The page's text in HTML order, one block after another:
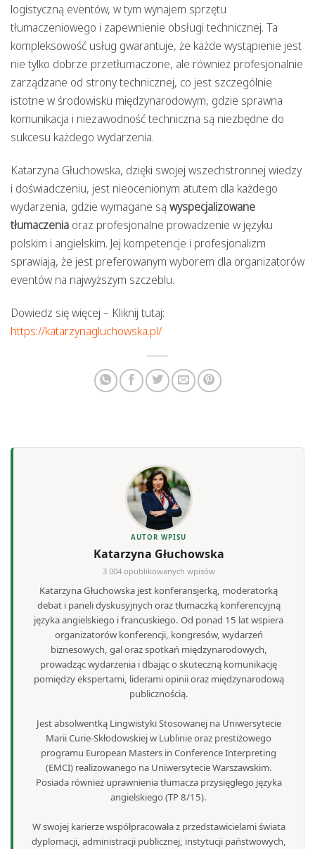
logistyczną eventów, w tym wynajem sprzętu
tłumaczeniowego i zapewnienie obsługi technicznej. Ta
kompleksowość usług gwarantuje, że każde wystąpienie jest
nie tylko dobrze przetłumaczone, ale również profesjonalnie
zarządzane od strony technicznej, co jest szczególnie
istotne w środowisku międzynarodowym, gdzie sprawna
komunikacja i niezawodność techniczna są niezbędne do
sukcesu każdego wydarzenia.
Katarzyna Głuchowska, dzięki swojej wszechstronnej wiedzy
i doświadczeniu, jest nieocenionym atutem dla każdego
wydarzenia, gdzie wymagane są wyspecjalizowane
tłumaczenia oraz profesjonalne prowadzenie w języku
polskim i angielskim. Jej kompetencje i profesjonalizm
sprawiają, że jest preferowanym wyborem dla organizatorów
eventów na najwyższym szczeblu.
Dowiedz się więcej – Kliknij tutaj:
https://katarzynagluchowska.pl/
AUTOR WPISU
Katarzyna Głuchowska
3 004 opublikowanych wpisów
Katarzyna Głuchowska jest konferansjerką, moderatorką
debat i paneli dyskusyjnych oraz tłumaczką konferencyjną
języka angielskiego i francuskiego. Od ponad 15 lat wspiera
organizatorów konferencji, kongresów, wydarzeń
biznesowych, gal oraz spotkań międzynarodowych,
prowadząc wydarzenia i dbając o skuteczną komunikację
pomiędzy ekspertami, liderami opinii oraz międzynarodową
publicznością.
Jest absolwentką Lingwistyki Stosowanej na Uniwersytecie
Marii Curie-Skłodowskiej w Lublinie oraz prestiżowego
programu European Masters in Conference Interpreting
(EMCI) realizowanego na Uniwersytecie Warszawskim.
Posiada również uprawnienia tłumacza przysięgłego języka
angielskiego (TP 8/15).
W swojej karierze współpracowała z przedstawicielami świata
dyplomacji, administracji publicznej, instytucji państwowych,